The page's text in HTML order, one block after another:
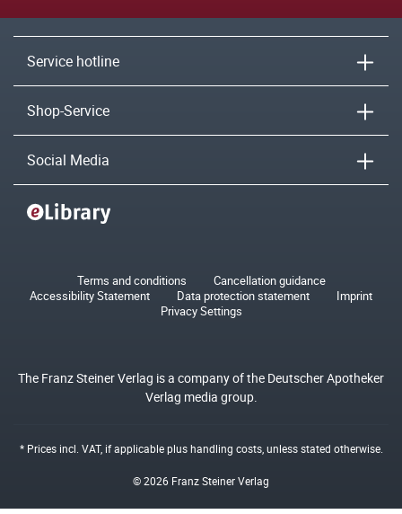
Service hotline
Shop-Service
Social Media
Terms and conditions
Cancellation guidance
Accessibility Statement
Data protection statement
Imprint
Privacy Settings
The Franz Steiner Verlag is a company of the Deutscher Apotheker
Verlag media group.
* Prices incl. VAT, if applicable plushandling costs, unless stated otherwise.
© 2026 Franz Steiner Verlag